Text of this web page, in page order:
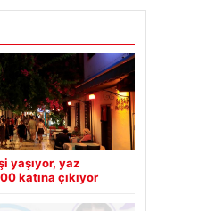
yaşıyor, yaz
katına çıkıyor